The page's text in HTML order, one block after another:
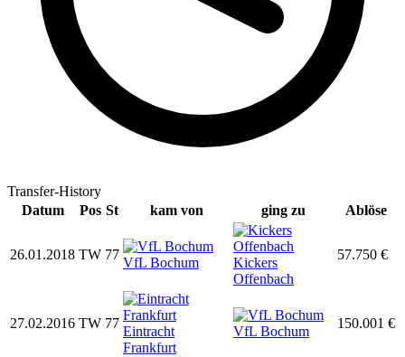
Transfer-History
Datum
Pos St kam von ging zu Ablöse
26.01.2018 TW 77
VfL Bochum
Kickers
Offenbach
57.750 €
27.02.2016 TW 77
Eintracht
Frankfurt
VfL Bochum
150.001 €